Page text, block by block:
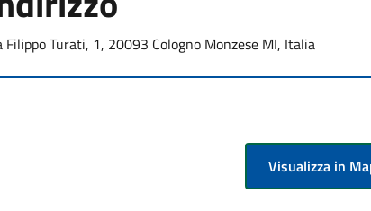
Filippo Turati, 1, 20093 Cologno Monzese MI, Italia
Visualizza in